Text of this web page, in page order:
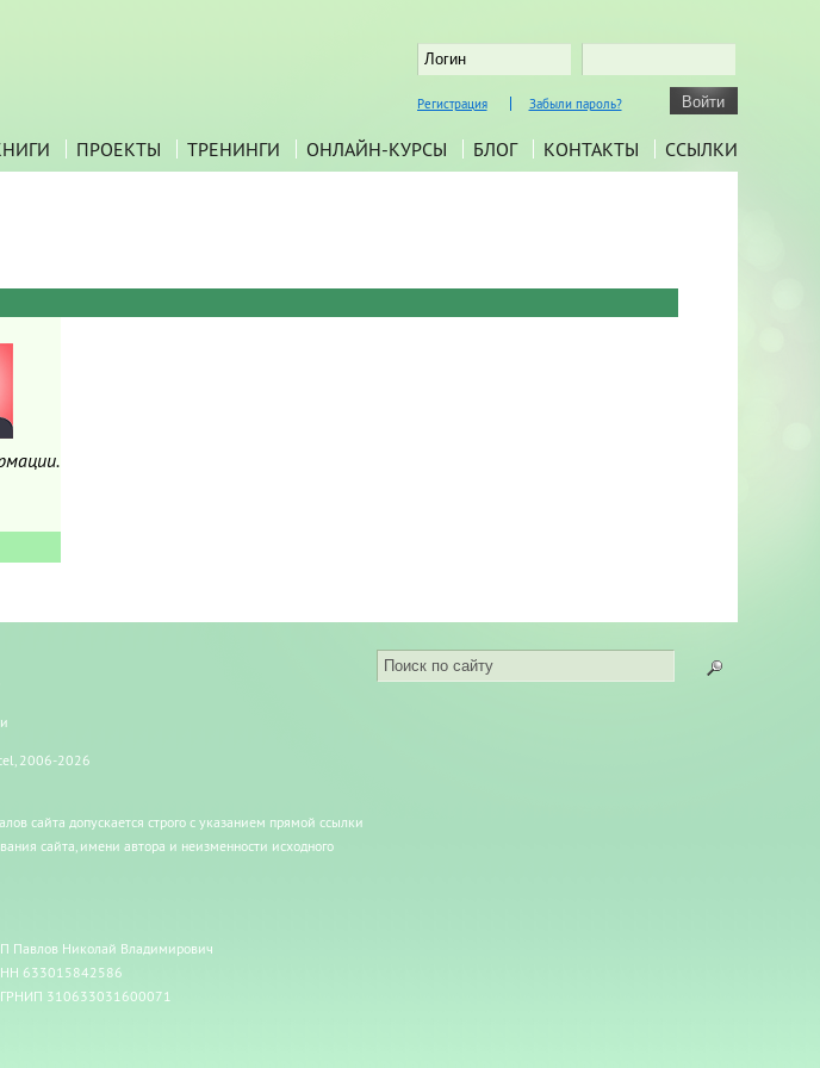
Регистрация Забыли пароль?
ПРОЕКТЫ ТРЕНИНГИ ОНЛАЙН-КУРСЫ БЛОГ КОНТАКТЫ ССЫЛКИ
2006-2026
сайта допускается строго с указанием прямой ссылки
сайта, имени автора и неизменности исходного
Николай Владимирович
633015842586
310633031600071